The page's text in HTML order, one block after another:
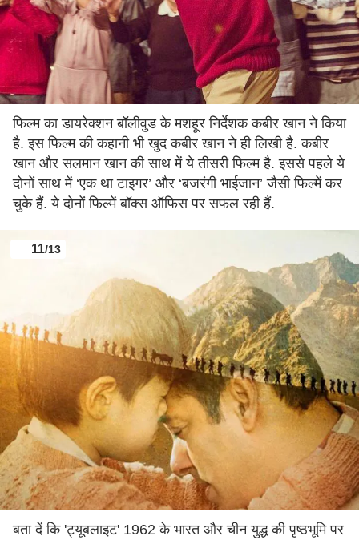
फिल्म का डायरेक्शन बॉलीवुड के मशहूर निर्देशक कबीर खान ने किया
है. इस फिल्म की कहानी भी खुद कबीर खान ने ही लिखी है. कबीर
खान और सलमान खान की साथ में ये तीसरी फिल्म है. इससे पहले ये
दोनों साथ में ‘एक था टाइगर’ और ‘बजरंगी भाईजान’ जैसी फिल्में कर
चुके हैं. ये दोनों फिल्में बॉक्स ऑफिस पर सफल रही हैं.
11/13
बता दें कि 'ट्यूबलाइट' 1962 के भारत और चीन युद्ध की पृष्ठभूमि पर